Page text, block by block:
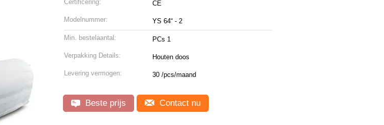
Certificering: CE
Modelnummer: YS 64“ - 2
Min. bestelaantal: PCs 1
Verpakking Details: Houten doos
Levering vermogen: 30 /pcs/maand
Beste prijs Contact nu